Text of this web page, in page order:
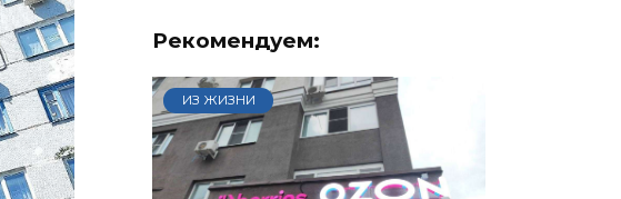
Рекомендуем:
ИЗ ЖИЗНИ